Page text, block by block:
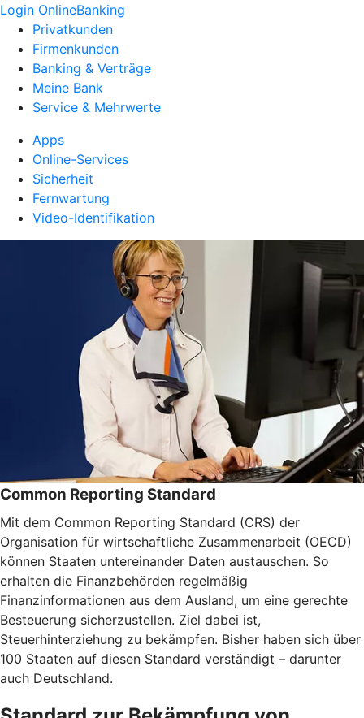
Login OnlineBanking
Privatkunden
Firmenkunden
Banking & Verträge
Meine Bank
Service & Mehrwerte
Apps
Online-Services
Sicherheit
Fernwartung
Video-Identifikation
Common Reporting Standard
Mit dem Common Reporting Standard (CRS) der
Organisation für wirtschaftliche Zusammenarbeit (OECD)
können Staaten untereinander Daten austauschen. So
erhalten die Finanzbehörden regelmäßig
Finanzinformationen aus dem Ausland, um eine gerechte
Besteuerung sicherzustellen. Ziel dabei ist,
Steuerhinterziehung zu bekämpfen. Bisher haben sich über
100 Staaten auf diesen Standard verständigt – darunter
auch Deutschland.